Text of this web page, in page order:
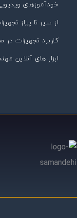
خودآموزهای
از سیر تا پیاز
کاربرد تجهیزات در
ابزار های آنلاین